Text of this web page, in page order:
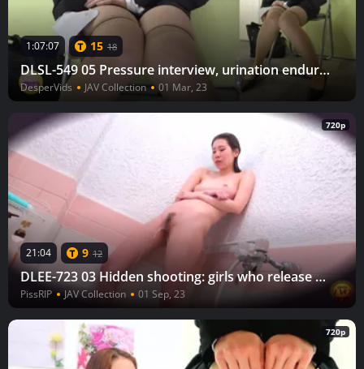
1:07:07 15 18
DLSL-549 05 Pressure interview, urination endurance and last-minute maximum urination
DesperVids JAV Collection 01 Mar, 23
720p
21:04 9 12
DLEE-723 03 Hidden shooting: girls who release urine in the shower room after the club activities. VOL. 2
PissRIP JAV Collection 01 Sep, 23
720p